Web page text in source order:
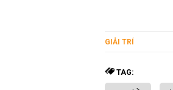
GIẢI TRÍ
TAG: